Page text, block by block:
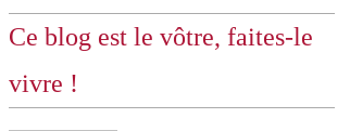
Ce blog est le vôtre, faites-le
vivre !